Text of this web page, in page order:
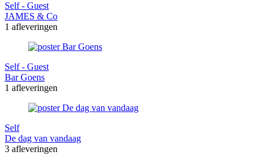
Self - Guest
JAMES & Co
1 afleveringen
Self - Guest
Bar Goens
1 afleveringen
Self
De dag van vandaag
3 afleveringen